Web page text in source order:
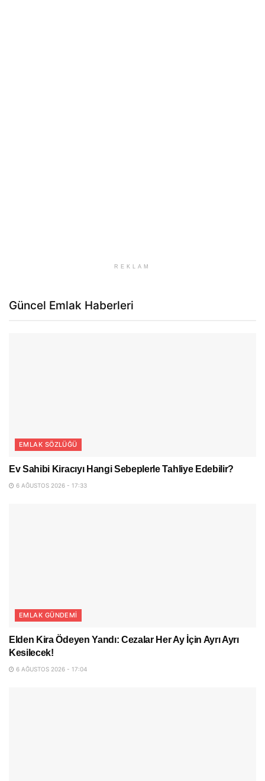
REKLAM
Güncel Emlak Haberleri
EMLAK SÖZLÜĞÜ
Ev Sahibi Kiracıyı Hangi Sebeplerle Tahliye Edebilir?
6 AĞUSTOS 2026 - 17:33
EMLAK GÜNDEMI
Elden Kira Ödeyen Yandı: Cezalar Her Ay İçin Ayrı Ayrı
Kesilecek!
6 AĞUSTOS 2026 - 17:04